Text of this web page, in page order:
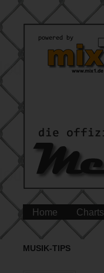
Home Charts
MUSIK-TIPS